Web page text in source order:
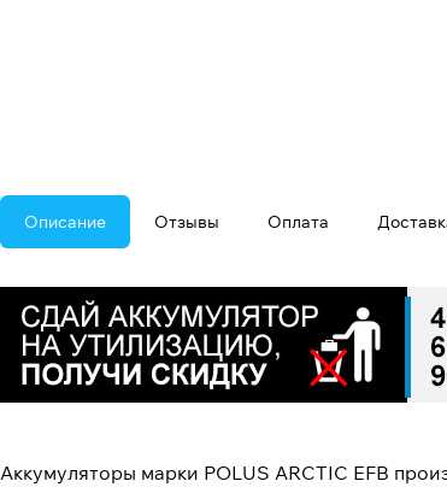
Описание Отзывы Оплата
Аккумуляторы марки POLUS ARCTIC EFB